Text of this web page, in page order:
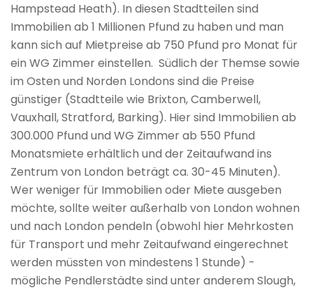
Hampstead Heath). In diesen Stadtteilen sind
Immobilien ab 1 Millionen Pfund zu haben und man
kann sich auf Mietpreise ab 750 Pfund pro Monat für
ein WG Zimmer einstellen. Südlich der Themse sowie
im Osten und Norden Londons sind die Preise
günstiger (Stadtteile wie Brixton, Camberwell,
Vauxhall, Stratford, Barking). Hier sind Immobilien ab
300.000 Pfund und WG Zimmer ab 550 Pfund
Monatsmiete erhältlich und der Zeitaufwand ins
Zentrum von London beträgt ca. 30-45 Minuten).
Wer weniger für Immobilien oder Miete ausgeben
möchte, sollte weiter außerhalb von London wohnen
und nach London pendeln (obwohl hier Mehrkosten
für Transport und mehr Zeitaufwand eingerechnet
werden müssten von mindestens 1 Stunde) -
mögliche Pendlerstädte sind unter anderem Slough,